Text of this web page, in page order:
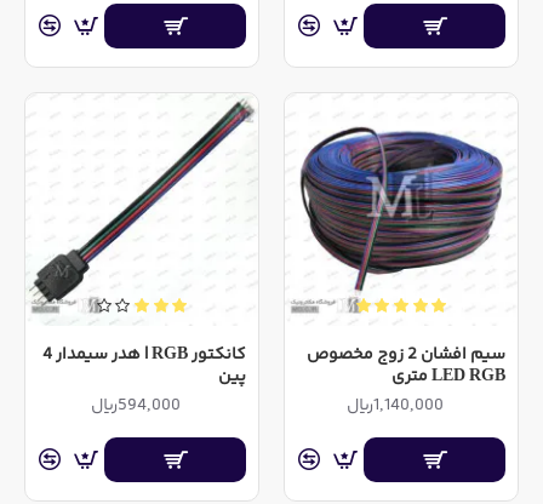
سیم افشان 2 زوج مخصوص
LED RGB متری
1,140,000ریال
کانکتور RGB | هدر سیمدار 4
پین
594,000ریال